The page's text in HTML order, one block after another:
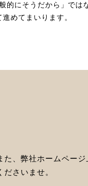
的にそうだから」では
めてまいります。
、弊社ホームペー
さいませ。